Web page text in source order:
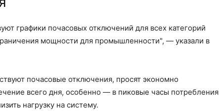
графики почасовых отключений для всех категорий
мощности для промышленности", — указали в
почасовые отключения, просят экономно
всего дня, особенно — в пиковые часы потребления
нагрузку на систему.